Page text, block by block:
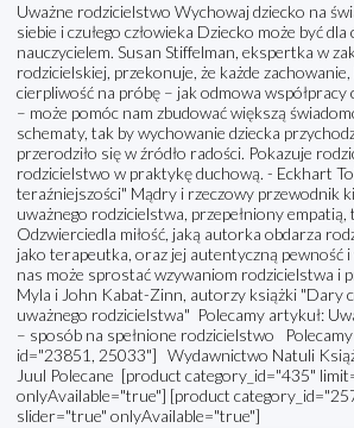
Uważne rodzicielstwo Wychowaj dziecko na
siebie i czułego człowieka Dziecko może być
nauczycielem. Susan Stiffelman, ekspertka w
rodzicielskiej, przekonuje, że każde
cierpliwość na próbę – jak odmowa
– może pomóc nam zbudować większą
schematy, tak by wychowanie dziecka
przerodziło się w źródło radości. Pokazuje
rodzicielstwo w praktykę duchową. - Eckhart
teraźniejszości" Mądry i rzeczowy przewodnik
uważnego rodzicielstwa, przepełniony empatią,
Odzwierciedla miłość, jaką autorka obdarza
jako terapeutka, oraz jej autentyczną pewność i
nas może sprostać wzywaniom rodzicielstwa i
Myla i John Kabat-Zinn, autorzy książki "Dary
uważnego rodzicielstwa" Polecamy artykuł:
– sposób na spełnione rodzicielstwo
id="23851, 25033"] Wydawnictwo Natuli
Juul Polecane [product category_id="435"
onlyAvailable="true"] [product
slider="true" onlyAvailable="true"]